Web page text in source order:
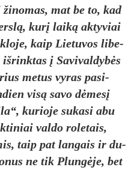
mat be to, kad
kurį laiką ak­ty­viai
kaip Lie­tu­vos li­be­
į Sa­vi­val­dybės
me­tus vy­ras pa­si­
visą sa­vo dėmesį
ku­rioje su­ka­si abu
val­do ro­le­tais,
taip pat lan­gais ir du­
ne tik Plungė­je, bet